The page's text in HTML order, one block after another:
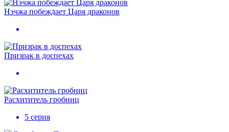
Нэчжа побеждает Царя драконов
Призрак в доспехах
Расхититель гробниц
5 серия